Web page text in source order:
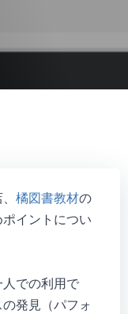
橘図書教材の
イントについ
での利用で
発見（パフォ